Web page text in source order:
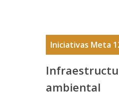
Iniciativas Meta
ambiental